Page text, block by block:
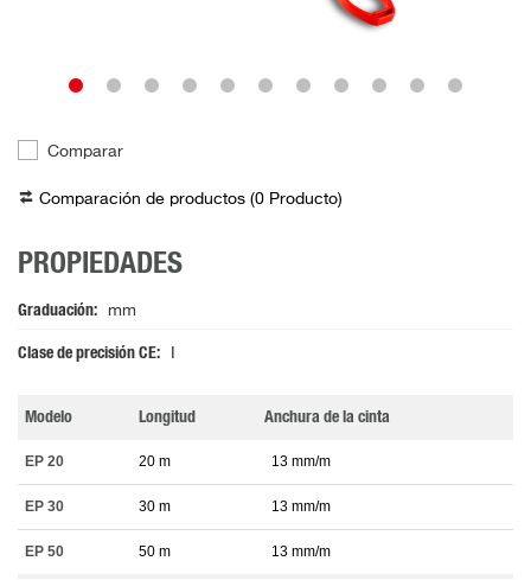
Comparar
Comparación de productos (0 Producto)
PROPIEDADES
Graduación mm
Clase de precisión CE
Modelo Longitud Anchura de la cinta
EP 20 20 m 13 mm/m
EP 30 30 m 13 mm/m
EP 50 50 m 13 mm/m